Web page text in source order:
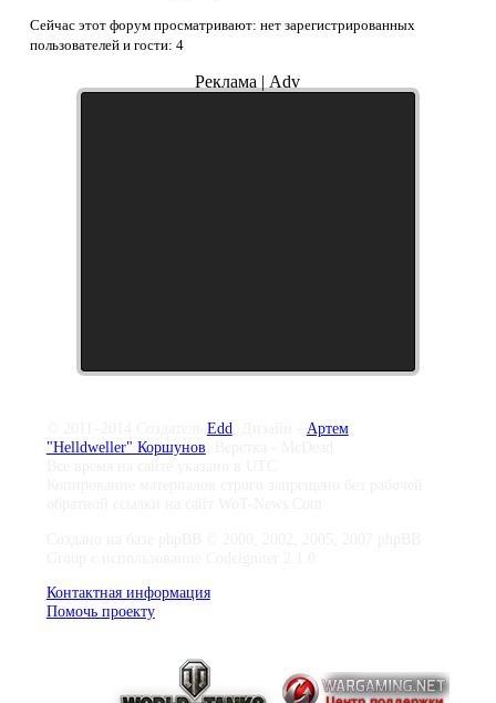
Сейчас этот форум просматривают: нет зарегистрированных
пользователей и гости: 4
Реклама | Adv
Edd, Дизайн - Артем
"Helldweller" Коршунов
Контактная информация
Помочь проекту